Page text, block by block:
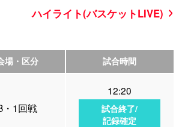
ハイライト(バスケットLIVE)
場・区分 試合時間
・1回戦
12:20
試合終了/
記録確定